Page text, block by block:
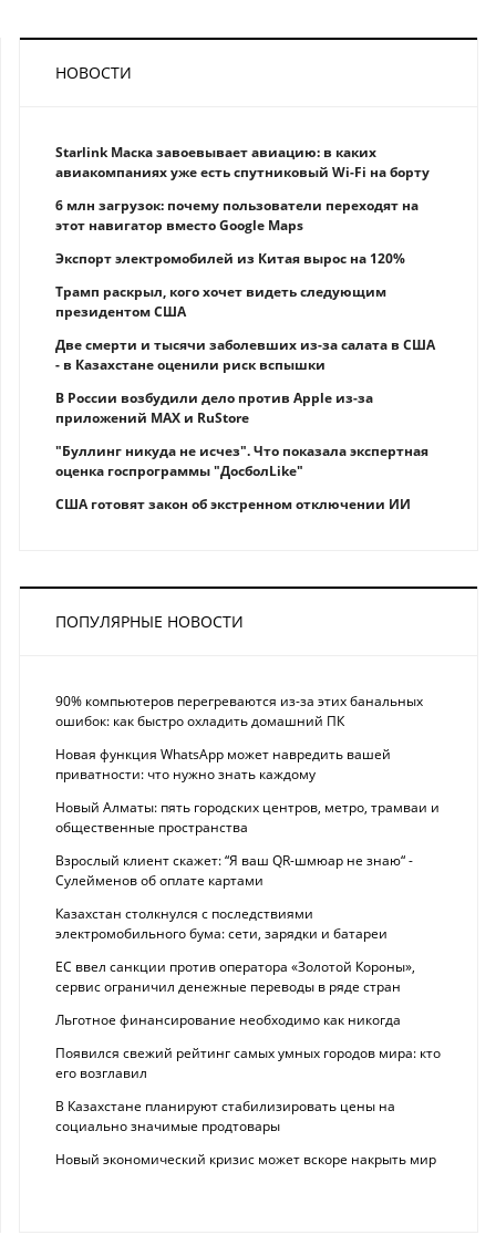
НОВОСТИ
Starlink Маска завоевывает авиацию: в каких
авиакомпаниях уже есть спутниковый Wi-Fi на борту
6 млн загрузок: почему пользователи переходят на
этот навигатор вместо Google Maps
Экспорт электромобилей из Китая вырос на 120%
Трамп раскрыл, кого хочет видеть следующим
президентом США
Две смерти и тысячи заболевших из-за салата в США
- в Казахстане оценили риск вспышки
В России возбудили дело против Apple из-за
приложений MAX и RuStore
"Буллинг никуда не исчез". Что показала экспертная
оценка госпрограммы "ДосболLike"
США готовят закон об экстренном отключении ИИ
ПОПУЛЯРНЫЕ НОВОСТИ
90% компьютеров перегреваются из-за этих банальных
ошибок: как быстро охладить домашний ПК
Новая функция WhatsApp может навредить вашей
приватности: что нужно знать каждому
Новый Алматы: пять городских центров, метро, трамваи и
общественные пространства
Взрослый клиент скажет: “Я ваш QR-шмюар не знаю“ -
Сулейменов об оплате картами
Казахстан столкнулся с последствиями
электромобильного бума: сети, зарядки и батареи
ЕС ввел санкции против оператора «Золотой Короны»,
сервис ограничил денежные переводы в ряде стран
Льготное финансирование необходимо как никогда
Появился свежий рейтинг самых умных городов мира: кто
его возглавил
В Казахстане планируют стабилизировать цены на
социально значимые продтовары
Новый экономический кризис может вскоре накрыть мир